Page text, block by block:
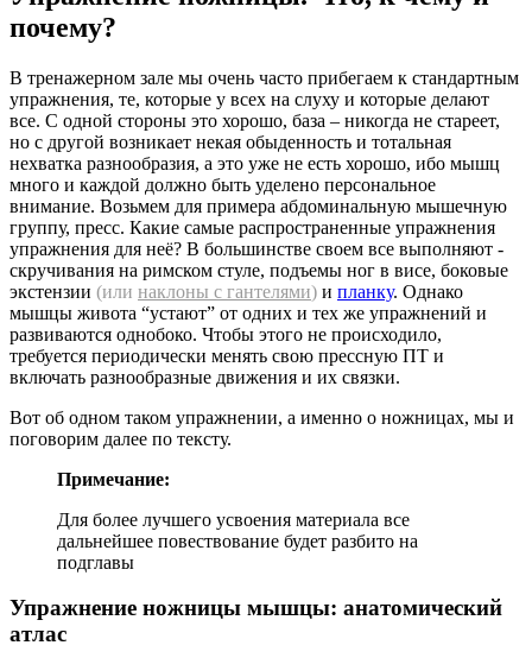
почему?
В тренажерном зале мы очень часто прибегаем к стандартным
упражнения, те, которые у всех на слуху и которые делают
все. С одной стороны это хорошо, база – никогда не стареет,
но с другой возникает некая обыденность и тотальная
нехватка разнообразия, а это уже не есть хорошо, ибо мышц
много и каждой должно быть уделено персональное
внимание. Возьмем для примера абдоминальную мышечную
группу, пресс. Какие самые распространенные упражнения
упражнения для неё? В большинстве своем все выполняют -
скручивания на римском стуле, подъемы ног в висе, боковые
экстензии (или наклоны с гантелями) и планку. Однако
мышцы живота “устают” от одних и тех же упражнений и
развиваются однобоко. Чтобы этого не происходило,
требуется периодически менять свою прессную ПТ и
включать разнообразные движения и их связки.
Вот об одном таком упражнении, а именно о ножницах, мы и
поговорим далее по тексту.
Примечание:
Для более лучшего усвоения материала все
дальнейшее повествование будет разбито на
подглавы
Упражнение ножницы мышцы: анатомический
атлас